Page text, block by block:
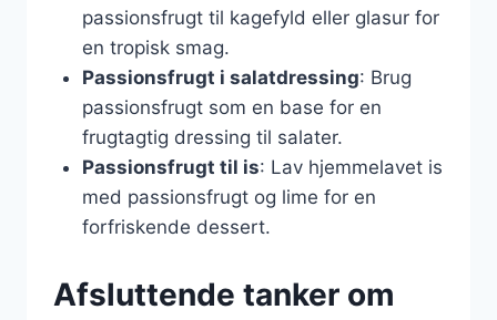
passionsfrugt til kagefyld eller glasur for
en tropisk smag.
Passionsfrugt i salatdressing: Brug
passionsfrugt som en base for en
frugtagtig dressing til salater.
Passionsfrugt til is: Lav hjemmelavet is
med passionsfrugt og lime for en
forfriskende dessert.
Afsluttende tanker om